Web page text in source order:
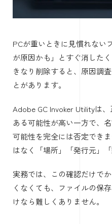
PCが重いときに見慣れない
が原因かも」とすぐ消した
きなり削除すると、原因調
とがあります。
Adobe GC Invoker Utilityは
ある可能性が高い一方で、
可能性を完全には否定でき
はなく「場所」「発行元」
実務では、この確認だけで
くなくても、ファイルの保
けなら難しくありません。